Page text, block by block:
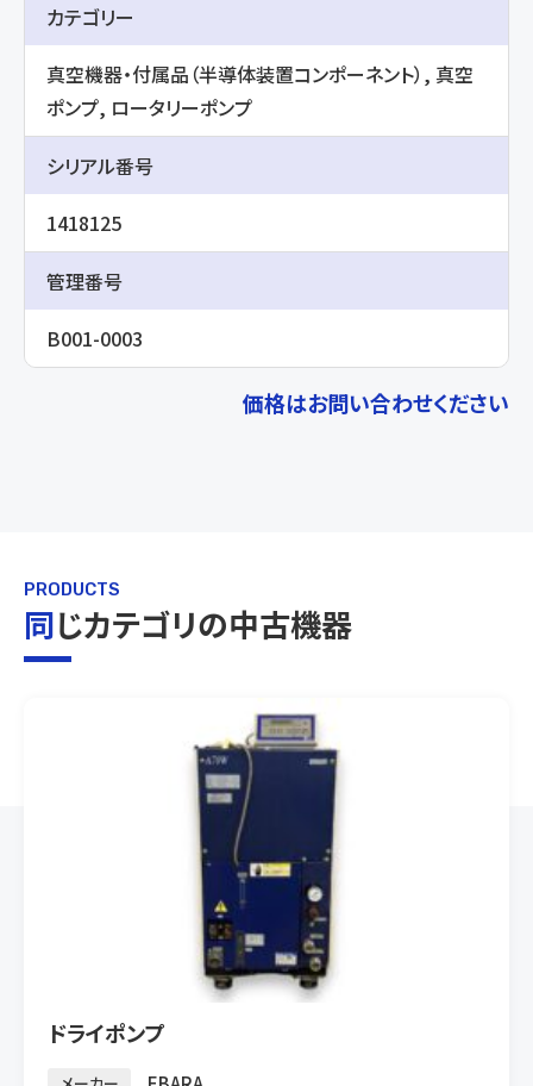
カテゴリー
真空機器・付属品（半導体装置コンポーネント）, 真空
ポンプ, ロータリーポンプ
シリアル番号
1418125
管理番号
B001-0003
価格はお問い合わせください
同じカテゴリの中古機器
PRODUCTS
ドライポンプ